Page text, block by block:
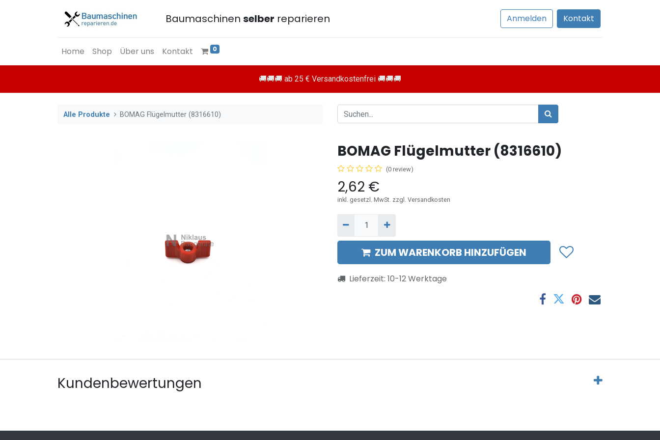
Baumaschinen selber reparieren Anmelden Kontakt
Home Shop Über uns Kontakt 0
🚚🚚🚚 ab 25 € Versandkostenfrei 🚚🚚🚚
Alle Produkte BOMAG Flügelmutter (8316610)
BOMAG Flügelmutter (8316610)
(0 review)
2,62 €
inkl. gesetzl. MwSt. zzgl. Versandkosten
ZUM WARENKORB HINZUFÜGEN
Lieferzeit: 10-12Werktage
Kundenbewertungen